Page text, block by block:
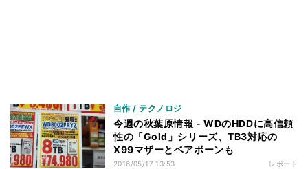
自作 / テクノロジ
今週の秋葉原情報 - WDのHDDに高信頼
性の「Gold」シリーズ、TB3対応の
X99マザーとベアボーンも
2016/05/17 13:53 レポート